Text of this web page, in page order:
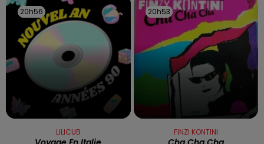
20h56
20h56
LILICUB
20h53
20h53
FINZI KONTINI